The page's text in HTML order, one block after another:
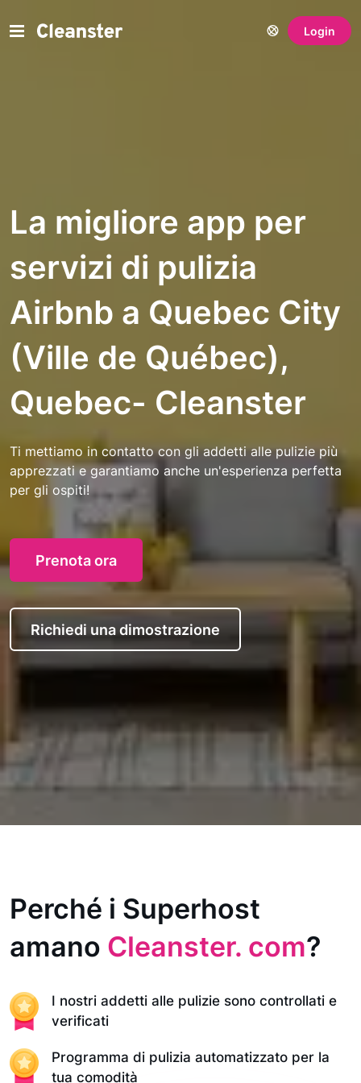
Login
La migliore app per
servizi di pulizia
Airbnb a Quebec City
(Ville de Québec),
Quebec- Cleanster
Ti mettiamo in contatto con gli addetti alle pulizie più
apprezzati e garantiamo anche un'esperienza perfetta
per gli ospiti!
Prenota ora
Richiedi una dimostrazione
Perché i Superhost
amano Cleanster. com?
I nostri addetti alle pulizie sono controllati e
verificati
Programma di pulizia automatizzato per la
tua comodità